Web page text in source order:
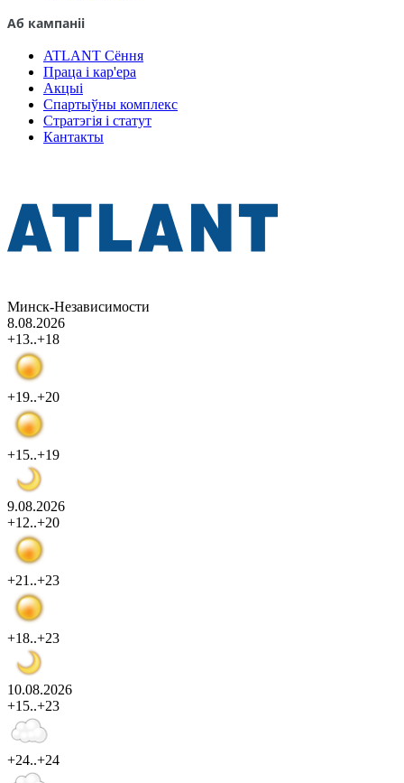
Аб кампаніі
ATLANT Сёння
Праца і кар'ера
Акцыі
Спартыўны комплекс
Стратэгія і статут
Кантакты
Минск-Независимости
8.08.2026
+13..+18
+19..+20
+15..+19
9.08.2026
+12..+20
+21..+23
+18..+23
10.08.2026
+15..+23
+24..+24